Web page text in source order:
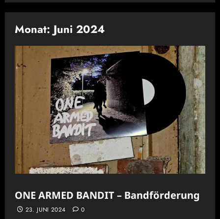
Monat: Juni 2024
ONE ARMED BANDIT – Bandförderung
23. JUNI 2024 0